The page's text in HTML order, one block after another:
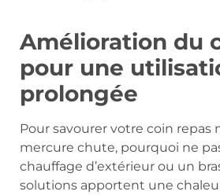
Amélioration du
pour une
prolongée
Pour savourer votre coin repas
mercure chute, pourquoi ne
chauffage d’extérieur ou un
solutions apportent une